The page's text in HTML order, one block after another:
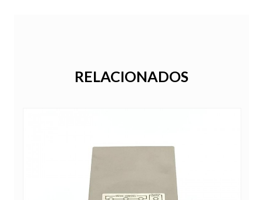
RELACIONADOS